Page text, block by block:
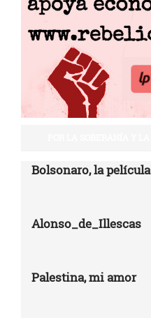
Bolsonaro, la película
Alonso_de_Illescas
Palestina, mi amor